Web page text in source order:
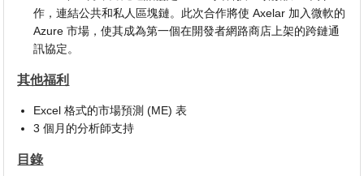
作，連結公共和私人區塊鏈。此次合作將使 Axelar 加入微軟的
Azure 市場，使其成為第一個在開發者網路商店上架的跨鏈通
訊協定。
其他福利
Excel 格式的市場預測 (ME) 表
3 個月的分析師支持
目錄